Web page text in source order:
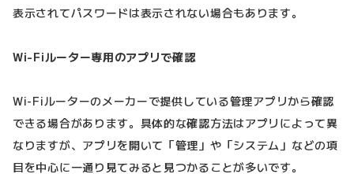
表示されてパスワードは表示されない場合もあります。
Wi-Fiルーター専用のアプリで確認
Wi-Fiルーターのメーカーで提供している管理アプリから確認
できる場合があります。具体的な確認方法はアプリによって異
なりますが、アプリを開いて「管理」や「システム」などの項
目を中心に一通り見てみると見つかることが多いです。